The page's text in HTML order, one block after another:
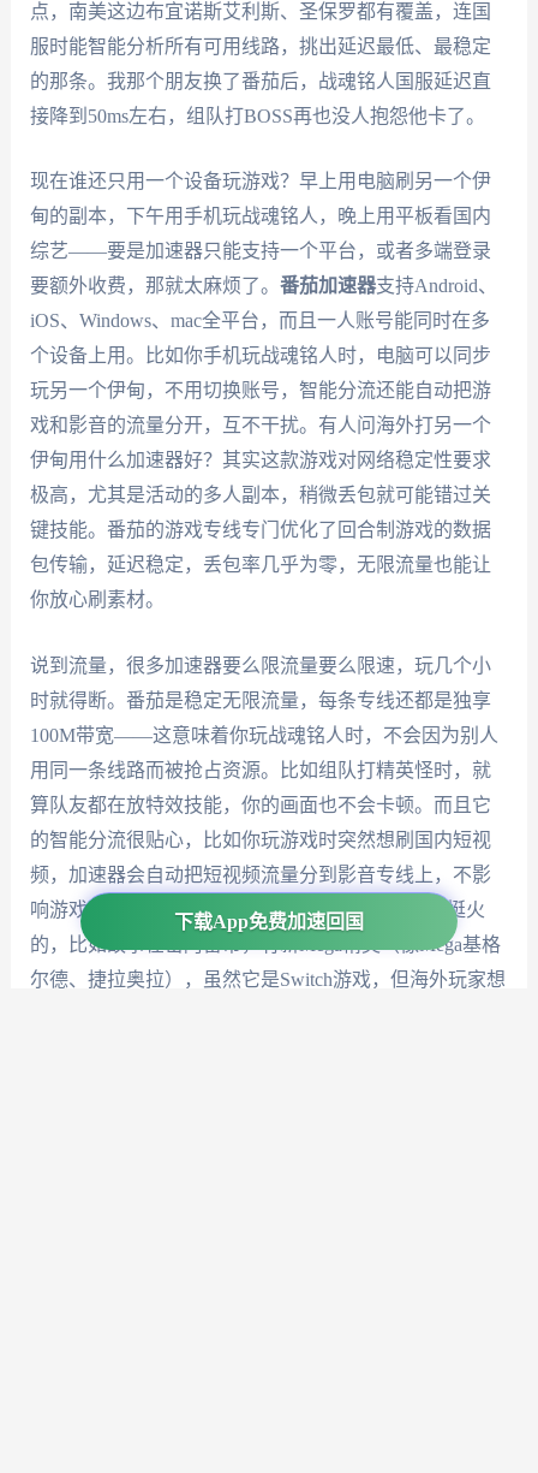
点，南美这边布宜诺斯艾利斯、圣保罗都有覆盖，连国
服时能智能分析所有可用线路，挑出延迟最低、最稳定
的那条。我那个朋友换了番茄后，战魂铭人国服延迟直
接降到50ms左右，组队打BOSS再也没人抱怨他卡了。
现在谁还只用一个设备玩游戏？早上用电脑刷另一个伊
甸的副本，下午用手机玩战魂铭人，晚上用平板看国内
综艺——要是加速器只能支持一个平台，或者多端登录
要额外收费，那就太麻烦了。 番茄加速器支持Android、
iOS、Windows、mac全平台，而且一人账号能同时在多
个设备上用。比如你手机玩战魂铭人时，电脑可以同步
玩另一个伊甸，不用切换账号，智能分流还能自动把游
戏和影音的流量分开，互不干扰。有人问海外打另一个
伊甸用什么加速器好？其实这款游戏对网络稳定性要求
极高，尤其是活动的多人副本，稍微丢包就可能错过关
键技能。番茄的游戏专线专门优化了回合制游戏的数据
包传输，延迟稳定，丢包率几乎为零，无限流量也能让
你放心刷素材。
说到流量，很多加速器要么限流量要么限速，玩几个小
时就得断。番茄是稳定无限流量，每条专线还都是独享
100M带宽——这意味着你玩战魂铭人时，不会因为别人
用同一条线路而被抢占资源。比如组队打精英怪时，就
算队友都在放特效技能，你的画面也不会卡顿。而且它
的智能分流很贴心，比如你玩游戏时突然想刷国内短视
频，加速器会自动把短视频流量分到影音专线上，不影
响游戏的流畅度。最近宝可梦传说Z-A的泄露信息挺火
的，比如故事在密阿雷市，有新Mega精灵（像Mega基格
尔德、捷拉奥拉），虽然它是Switch游戏，但海外玩家想
下载App免费加速回国